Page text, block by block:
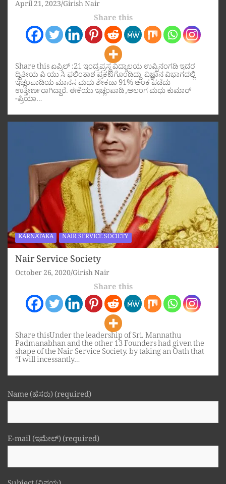
April 21, 2023 Girish Nair
Share this
Share this ಏಪ್ರಿಲ್ :21 ಇಂದ್ರಪ್ರಸ್ಥ ವಿದ್ಯಾಲಯ ಉಪ್ಪಿನಂಗಡಿ ಇದರ
ದ್ವಿತೀಯ ಪಿ ಯು ಸಿ ಫಲಿಂತಾಶ ಪ್ರಕಟಗೊಂಡಿದ್ದು ವಿಜ್ಞಾನ ವಿಭಾಗದಲ್ಲಿ
ಇಚ್ಲಂಪಾಡಿಯ ಮಾನಸ ಮಧು ಶೇಕಡಾ 91% ಅಂಕ ಪಡೆದು
ಉತ್ತೀರ್ಣರಾಗಿದ್ದಾರೆ. ಈಕೆಯು ಇಚ್ಲಂಪಾಡಿ ,ಅಲಂಗ ಮಧು ಕುಮಾರ್
-ಪ್ರಿಯಾ…
KARNATAKA NAIR SERVICE SOCIETY
Nair Service Society
October 26, 2020 Girish Nair
Share this
Share thisUnder the leadership of Sri. Mannathu
Padmanabhan and the other 13 Founders had given the
shape of the Nair Service Society. by taking an Oath that
“I will incessantly…
Name (ಹೆಸರು) (required)
E-mail (ಇಮೇಲ್) (required)